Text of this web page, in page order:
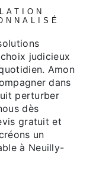
judicieux
Amon
dans
perturber
dès
gratuit et
un
à Neuilly-